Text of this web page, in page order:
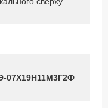
07Х19Н11М3Г2Ф